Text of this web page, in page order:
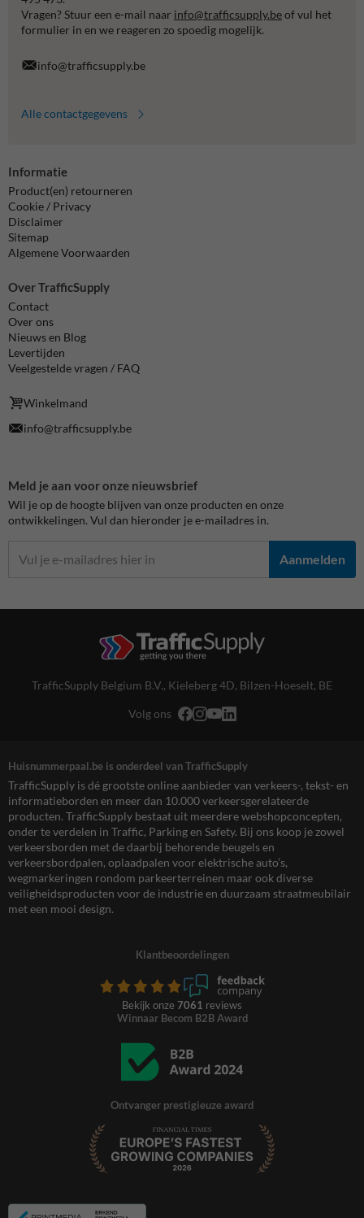
Vragen? Stuur een e-mail naar info@trafficsupply.beof vul het
formulier in en we reageren zo spoedig mogelijk.
info@trafficsupply.be
Alle contactgegevens
Informatie
Product(en) retourneren
Cookie / Privacy
Disclaimer
Sitemap
Algemene Voorwaarden
Over TrafficSupply
Contact
Over ons
Nieuws en Blog
Levertijden
Veelgestelde vragen / FAQ
Winkelmand
info@trafficsupply.be
Meld je aan voor onze nieuwsbrief
Wil je op de hoogte blijven van onze producten en onze
ontwikkelingen. Vul dan hieronder je e-mailadres in.
Aanmelden
TrafficSupply Belgium B.V., Kieleberg 4D, Bilzen-Hoeselt, BE
Volg ons
Huisnummerpaal.be is onderdeel van TrafficSupply
TrafficSupply is dé grootste online aanbieder van verkeers-, tekst- en
informatieborden en meer dan 10.000 verkeersgerelateerde
producten. TrafficSupply bestaat uit meerdere webshopconcepten,
onder te verdelen in Traffic, Parking en Safety. Bij ons koop je zowel
verkeersborden met de daarbij behorende beugels en
verkeersbordpalen, oplaadpalen voor elektrische auto’s,
wegmarkeringen rondom parkeerterreinen maar ook diverse
veiligheidsproducten voor de industrie en duurzaam straatmeubilair
met een mooi design.
Klantbeoordelingen
Bekijk onze 7061 reviews
Winnaar Becom B2B Award
Ontvanger prestigieuze award